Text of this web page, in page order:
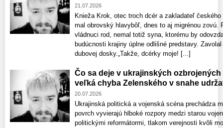
21.07.2026
Knieža Krok, otec troch dcér a zakladateľ
mal obrovský hlavybôľ, dnes to aj migrénou zovú.
vládnuci rod, nemal totiž syna, ktorému by
budúcnosti krajiny úplne odlišné predstavy.
dubovej dosky.„Takže, dcérky moje! [...]
Čo sa deje v ukrajinských
veľká chyba Zelenského v snahe
20.07.2026
Ukrajinská politická a vojenská scéna prechádza
povrch vyvierajú hlboké rozpory medzi starou
politickými reformátormi, tlakom verejnosti kvôli